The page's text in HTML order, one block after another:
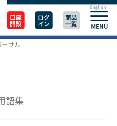
口座
開設
ログ
イン
商品
一覧 MENU
English
ーサル
語集